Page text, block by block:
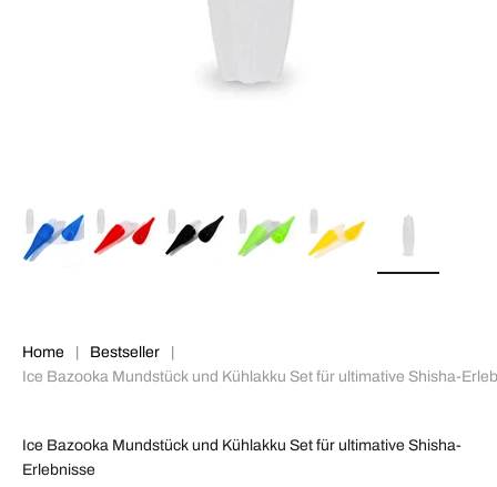
Home | Bestseller
|
Ice Bazooka Mundstück und Kühlakku Set für ultimative Shisha-
Ice Bazooka Mundstück und Kühlakku Set für ultimative Shisha-
Erlebnisse